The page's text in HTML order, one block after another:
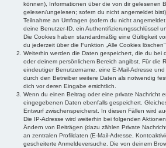
können), Informationen über die von dir gelesenen
gelesen/ungelesen; sofern du nicht angemeldet
Teilnahme an Umfragen (sofern du nicht
deine Benutzer-ID, ein Authentifizierungsschlüssel
Die Cookies haben standardmäßig eine Gültigkeit
du jederzeit über die Funktion „Alle Cookies
Weiterhin werden die Daten gespeichert, die du bei
oder deinem persönlichem Bereich angibst. Für die
eindeutiger Benutzername, eine E-Mail-Adresse
durch den Betreiber weitere Daten als notwendig
dich vor deren Eingabe ersichtlich.
Wenn du einen Beitrag oder eine private Nachricht
eingegebenen Daten ebenfalls gespeichert.
Entwurf zwischenspeicherst. In diesen Fällen wird
Die IP-Adresse wird weiterhin bei folgenden
Ändern von Beiträgen (dazu zählen Private
an zentralen Profildaten (E-Mail-Adresse,
gescheiterte Anmeldeversuche. Die von deinem